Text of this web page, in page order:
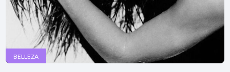
BELLEZA